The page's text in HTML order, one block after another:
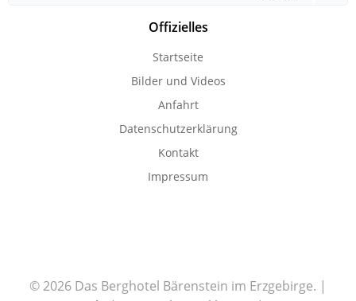
Offizielles
Startseite
Bilder und Videos
Anfahrt
Datenschutzerklärung
Kontakt
Impressum
© 2026 Das Berghotel Bärenstein im Erzgebirge. |